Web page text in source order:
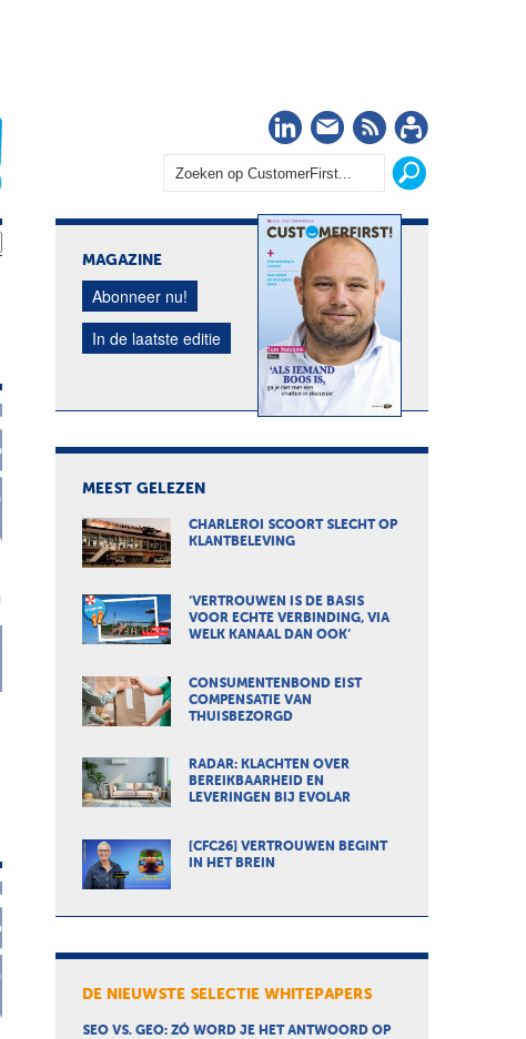
LinkedIn
Nieuwsbrief
RSS
MAGAZINE
Abonneer nu!
In de laatste editie
MEEST GELEZEN
CHARLEROI SCOORT SLECHT OP
KLANTBELEVING
‘VERTROUWEN IS DE BASIS
VOOR ECHTE VERBINDING, VIA
WELK KANAAL DAN OOK’
CONSUMENTENBOND EIST
COMPENSATIE VAN
THUISBEZORGD
RADAR: KLACHTEN OVER
BEREIKBAARHEID EN
LEVERINGEN BIJ EVOLAR
[CFC26] VERTROUWEN BEGINT
IN HET BREIN
DE NIEUWSTE SELECTIE WHITEPAPERS
SEO VS. GEO: ZÓ WORD JE HET ANTWOORD OP